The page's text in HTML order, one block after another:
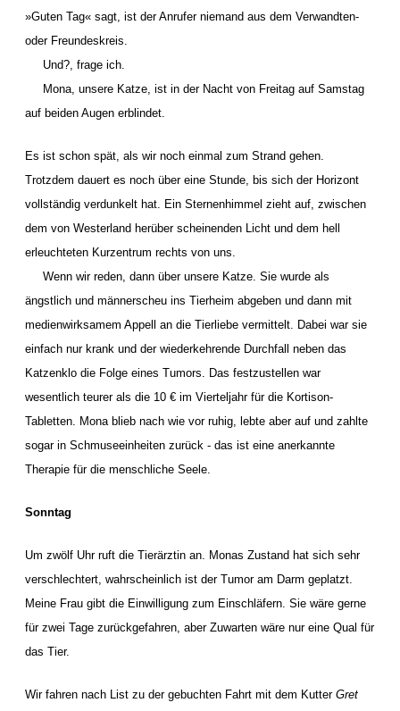
»Guten Tag« sagt, ist der Anrufer niemand aus dem Verwandten-
oder Freundeskreis.
Und?, frage ich.
Mona, unsere Katze, ist in der Nacht von Freitag auf Samstag
auf beiden Augen erblindet.
Es ist schon spät, als wir noch einmal zum Strand gehen.
Trotzdem dauert es noch über eine Stunde, bis sich der Horizont
vollständig verdunkelt hat. Ein Sternenhimmel zieht auf, zwischen
dem von Westerland herüber scheinenden Licht und dem hell
erleuchteten Kurzentrum rechts von uns.
Wenn wir reden, dann über unsere Katze. Sie wurde als
ängstlich und männerscheu ins Tierheim abgeben und dann mit
medienwirksamem Appell an die Tierliebe vermittelt. Dabei war sie
einfach nur krank und der wiederkehrende Durchfall neben das
Katzenklo die Folge eines Tumors. Das festzustellen war
wesentlich teurer als die 10 € im Vierteljahr für die Kortison-
Tabletten. Mona blieb nach wie vor ruhig, lebte aber auf und zahlte
sogar in Schmuseeinheiten zurück - das ist eine anerkannte
Therapie für die menschliche Seele.
Sonntag
Um zwölf Uhr ruft die Tierärztin an. Monas Zustand hat sich sehr
verschlechtert, wahrscheinlich ist der Tumor am Darm geplatzt.
Meine Frau gibt die Einwilligung zum Einschläfern. Sie wäre gerne
für zwei Tage zurückgefahren, aber Zuwarten wäre nur eine Qual für
das Tier.
Wir fahren nach List zu der gebuchten Fahrt mit dem Kutter Gret